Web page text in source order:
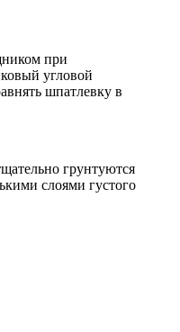
при
угловой
шпатлевку в
грунтуются
слоями густого